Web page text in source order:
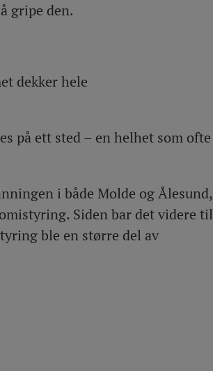
gripe den.
dekker hele
på ett sted – en helhet som ofte
i både Molde og Ålesund,
Siden bar det videre til
ble en større del av